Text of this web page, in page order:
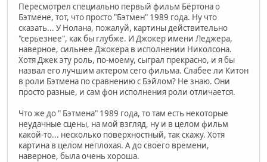
Пересмотрел специально первый фильм Бёртона о
Бэтмене, тот, что просто "Бэтмен" 1989 года. Ну что
сказать... У Нолана, пожалуй, картины действительно
"серьезнее", как бы глубже. И Джокер имени Леджера,
наверное, сильнее Джокера в исполнении Николсона.
Хотя Джек эту роль, по-моему, сыграл прекрасно, и я бы
назвал его лучшим актером сего фильма. Слабее ли Китон
в роли Бэтмена по сравнению с Бэйлом? Не знаю. Они
просто разные, и сам фон исполнения роли отличается.
Что же до " Бэтмена" 1989 года, то там есть некоторые
неудачные сцены, на мой взгляд, ну и в целом фильм
какой-то... несколько поверхностный, так скажу. Хотя
картина в целом неплохая. А до своего времени,
наверное, была очень хороша.